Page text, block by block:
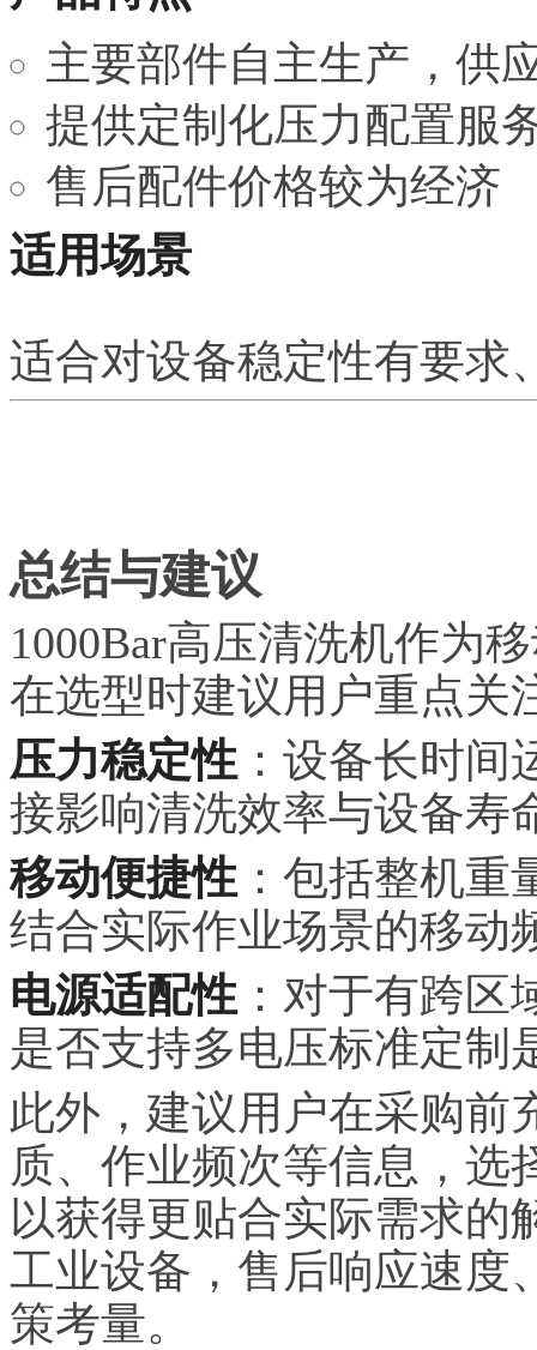
主要部件自主生产，供
提供定制化压力配置服
售后配件价格较为经济
适用场景
适合对设备稳定性有要求
总结与建议
1000Bar高压清洗机作为
在选型时建议用户重点关
压力稳定性 ：设备长时
接影响清洗效率与设备寿
移动便捷性 ：包括整机
结合实际作业场景的移动
电源适配性 ：对于有跨
是否支持多电压标准定制
此外，建议用户在采购前
质、作业频次等信息，选
以获得更贴合实际需求的
工业设备，售后响应速度
策考量。